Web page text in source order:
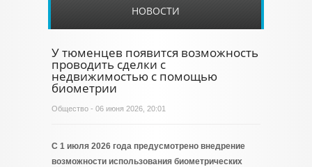
НОВОСТИ
У тюменцев появится возможность
проводить сделки с
недвижимостью с помощью
биометрии
Общество - 06 июня 2026, 20:01
С 1 июля 2026 года предусмотрено внедрение
возможности использования биометрических